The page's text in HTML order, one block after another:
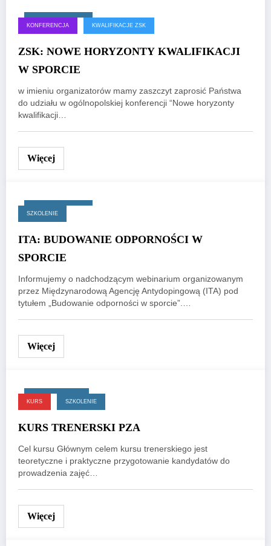
17 czerwca, 2025
KONFERENCJA KWALIFIKACJE ZSK
ZSK: NOWE HORYZONTY KWALIFIKACJI
W SPORCIE
w imieniu organizatorów mamy zaszczyt zaprosić Państwa
do udziału w ogólnopolskiej konferencji “Nowe horyzonty
kwalifikacji…
Więcej
17 czerwca, 2025
SZKOLENIE
ITA: BUDOWANIE ODPORNOŚCI W
SPORCIE
Informujemy o nadchodzącym webinarium organizowanym
przez Międzynarodową Agencję Antydopingową (ITA) pod
tytułem „Budowanie odporności w sporcie”.…
Więcej
4 czerwca, 2025
KURS SZKOLENIE
KURS TRENERSKI PZA
Cel kursu Głównym celem kursu trenerskiego jest
teoretyczne i praktyczne przygotowanie kandydatów do
prowadzenia zajęć…
Więcej